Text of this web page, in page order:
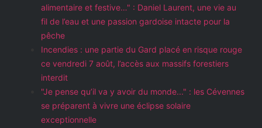
alimentaire et festive…" : Daniel Laurent, une vie au
fil de l’eau et une passion gardoise intacte pour la
pêche
Incendies : une partie du Gard placé en risque rouge
ce vendredi 7 août, l’accès aux massifs forestiers
interdit
"Je pense qu’il va y avoir du monde..." : les Cévennes
se préparent à vivre une éclipse solaire
exceptionnelle